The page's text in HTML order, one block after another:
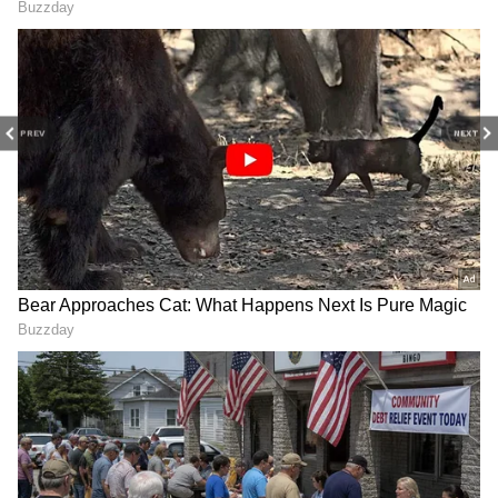
PREV NEXT
ஒதுக்கும் சூப்பர் திட்டம் இது!